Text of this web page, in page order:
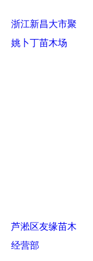
浙江新昌大市聚
姚卜丁苗木场
芦淞区友缘苗木
经营部